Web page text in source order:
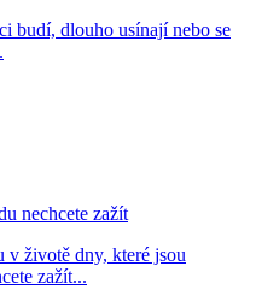
budí, dlouho usínají nebo se
nechcete zažít
v životě dny, které jsou
zažít...